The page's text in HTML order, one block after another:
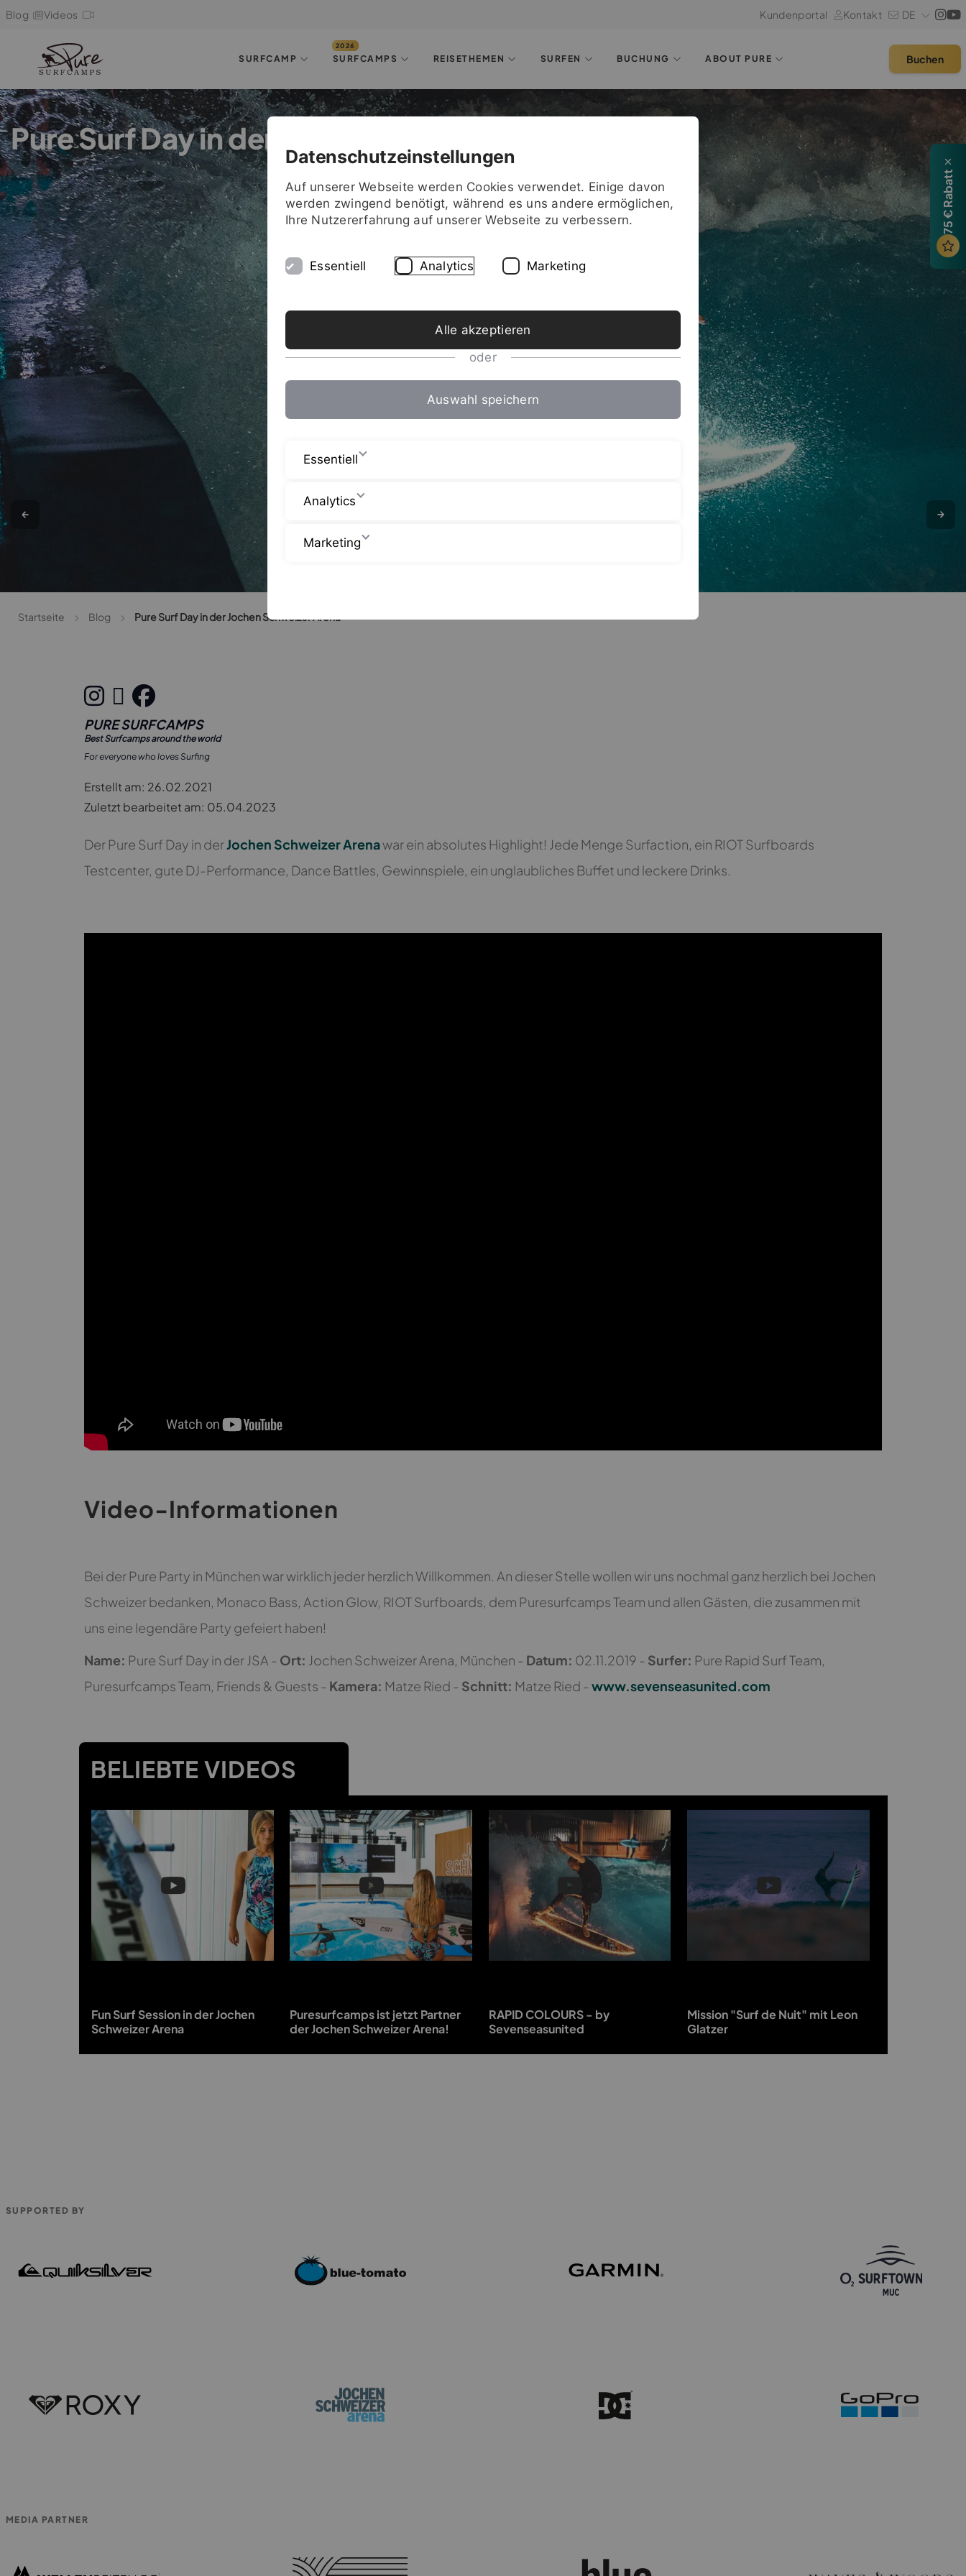
Blog Videos Kundenportal Kontakt DE
SURFCAMP SURFCAMPS REISETHEMEN SURFEN BUCHUNG ABOUT PURE Buchen
75 € Rabatt
Pure Surf Day in der Jochen Schweizer Arena
Startseite Blog Pure Surf Day in der Jochen Schweizer Arena
PURE SURFCAMPS
Best Surfcamps around the world
For everyone who loves Surfing
Erstellt am: 26.02.2021
Zuletzt bearbeitet am: 05.04.2023
Der Pure Surf Day in derJochen Schweizer Arenawar ein absolutes Highlight! Jede Menge Surfaction, ein RIOT Surfboards
Testcenter, gute DJ-Performance, Dance Battles, Gewinnspiele, ein unglaubliches Buffet und leckere Drinks.
Video-Informationen
Bei der Pure Party in München war wirklich jeder herzlich Willkommen. An dieser Stelle wollen wir uns nochmal ganz herzlich bei Jochen
Schweizer bedanken, Monaco Bass, Action Glow, RIOT Surfboards, dem Puresurfcamps Team und allen Gästen, die zusammen mit
uns eine legendäre Party gefeiert haben!
Name: Pure Surf Day in der JSA - Ort: Jochen Schweizer Arena, München - Datum: 02.11.2019 - Surfer: Pure Rapid Surf Team,
Puresurfcamps Team, Friends & Guests - Kamera: Matze Ried - Schnitt: Matze Ried - www.sevenseasunited.com
BELIEBTE VIDEOS
Fun Surf Session in der Jochen
Schweizer Arena
Puresurfcamps ist jetzt Partner
der Jochen Schweizer Arena!
RAPID COLOURS - by
Sevenseasunited
Mission "Surf de Nuit" mit Leon
Glatzer
SUPPORTED BY
MEDIA PARTNER
Datenschutzeinstellungen
Auf unserer Webseite werden Cookies verwendet. Einige davon
werden zwingend benötigt, während es uns andere ermöglichen,
Ihre Nutzererfahrung auf unserer Webseite zu verbessern.
Essentiell Analytics Marketing
Alle akzeptieren
oder
Auswahl speichern
Essentiell
Analytics
Marketing